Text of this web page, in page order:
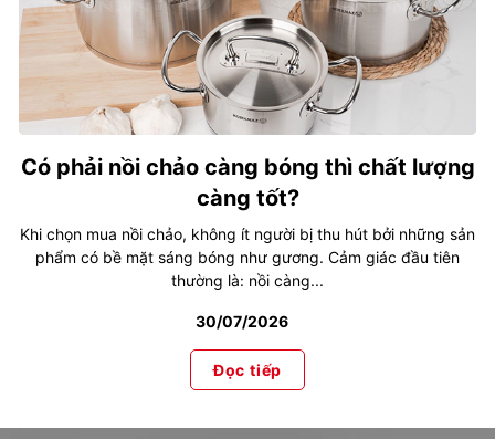
Có phải nồi chảo càng bóng thì chất lượng
càng tốt?
Khi chọn mua nồi chảo, không ít người bị thu hút bởi những sản
phẩm có bề mặt sáng bóng như gương. Cảm giác đầu tiên
thường là: nồi càng...
30/07/2026
Đọc tiếp